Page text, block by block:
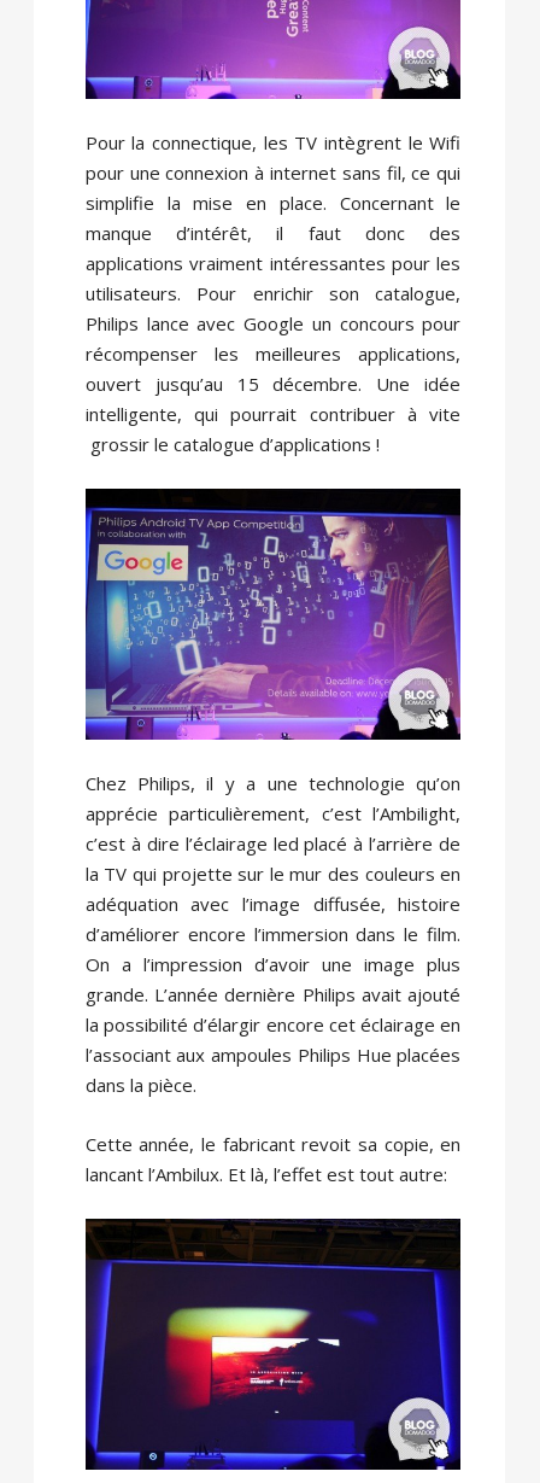
Pour la connectique, les TV intègrent le Wifi
pour une connexion à internet sans fil, ce qui
simplifie la mise en place. Concernant le
manque d’intérêt, il faut donc des
applications vraiment intéressantes pour les
utilisateurs. Pour enrichir son catalogue,
Philips lance avec Google un concours pour
récompenser les meilleures applications,
ouvert jusqu’au 15 décembre. Une idée
intelligente, qui pourrait contribuer à vite
grossir le catalogue d’applications !
Chez Philips, il y a une technologie qu’on
apprécie particulièrement, c’est l’Ambilight,
c’est à dire l’éclairage led placé à l’arrière de
la TV qui projette sur le mur des couleurs en
adéquation avec l’image diffusée, histoire
d’améliorer encore l’immersion dans le film.
On a l’impression d’avoir une image plus
grande. L’année dernière Philips avait ajouté
la possibilité d’élargir encore cet éclairage en
l’associant aux ampoules Philips Hue placées
dans la pièce.
Cette année, le fabricant revoit sa copie, en
lancant l’Ambilux. Et là, l’effet est tout autre: